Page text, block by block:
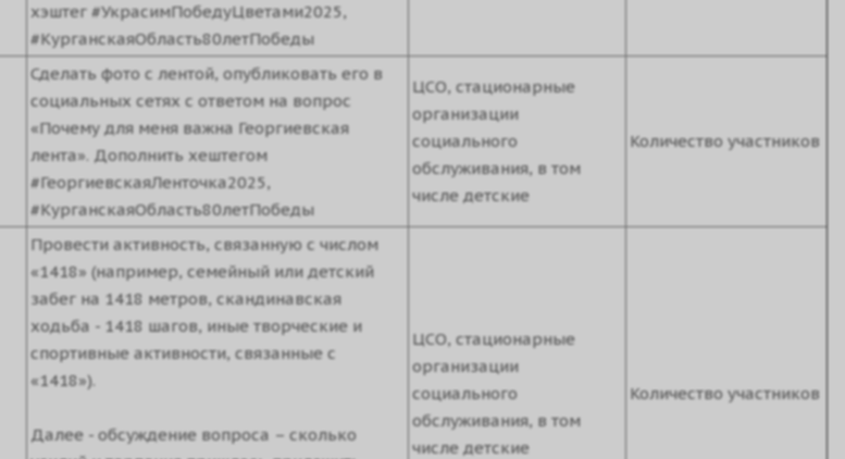
хэштег #УкрасимПобедуЦветами2025,
#КурганскаяОбласть80летПобеды
Сделать фото с лентой, опубликовать его в
социальных сетях с ответом на вопрос
«Почему для меня важна Георгиевская
лента». Дополнить хештегом
#ГеоргиевскаяЛенточка2025,
#КурганскаяОбласть80летПобеды
ЦСО, стационарные
организации
социального
обслуживания, в том
числе детские
Количество участников
Провести активность, связанную с числом
«1418» (например, семейный или детский
забег на 1418 метров, скандинавская
ходьба - 1418 шагов, иные творческие и
спортивные активности, связанные с
«1418»).
Далее - обсуждение вопроса – сколько
ЦСО, стационарные
организации
социального
обслуживания, в том
числе детские
Количество участников